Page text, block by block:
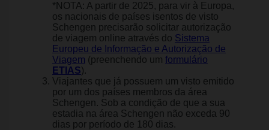
*NOTA: A partir de 2025, para vir à Europa,
os nacionais de países isentos de visto
Schengen precisarão solicitar autorização
de viagem online através do Sistema
Europeu de Informação e Autorização de
Viagem (preenchendo um formulário
ETIAS).
Viajantes que já possuem um visto emitido
por um dos países membros da área
Schengen. Sob a condição de que a sua
estadia na área Schengen não exceda 90
dias por período de 180 dias.